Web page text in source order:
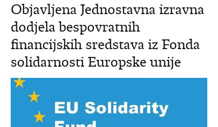
Objavljena Jednostavna izravna
dodjela bespovratnih
financijskih sredstava iz Fonda
solidarnosti Europske unije